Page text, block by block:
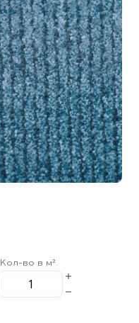
Кол-во в м²